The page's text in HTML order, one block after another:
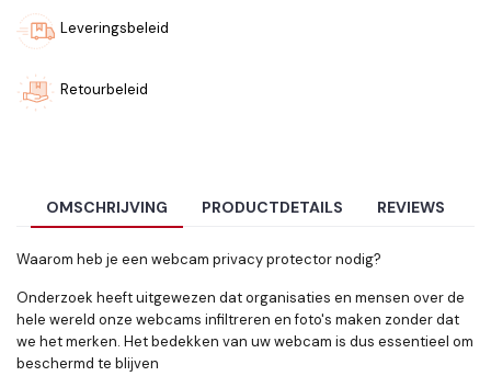
Leveringsbeleid
Retourbeleid
OMSCHRIJVING PRODUCTDETAILS REVIEWS
Waarom heb je een webcam privacy protector nodig?
Onderzoek heeft uitgewezen dat organisaties en mensen over de
hele wereld onze webcams infiltreren en foto's maken zonder dat
we het merken. Het bedekken van uw webcam is dus essentieel om
beschermd te blijven